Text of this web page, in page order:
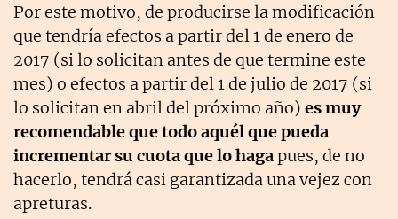
Por este motivo, de producirse la modificación
que tendría efectos a partir del 1 de enero de
2017 (si lo solicitan antes de que termine este
mes) o efectos a partir del 1 de julio de 2017 (si
lo solicitan en abril del próximo año) es muy
recomendable que todo aquél que pueda
incrementar su cuota que lo hagapues, de no
hacerlo, tendrá casi garantizada una vejez con
apreturas.